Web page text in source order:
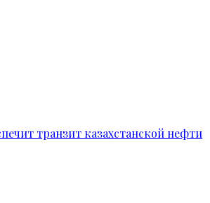
транзит казахстанской нефти